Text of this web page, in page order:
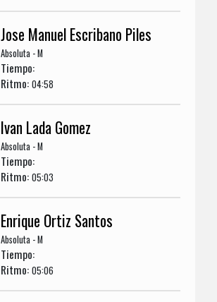
Jose Manuel Escribano Piles
Absoluta - M
Tiempo:
Ritmo:04:58
Ivan Lada Gomez
Absoluta - M
Tiempo:
Ritmo:05:03
Enrique Ortiz Santos
Absoluta - M
Tiempo:
Ritmo:05:06